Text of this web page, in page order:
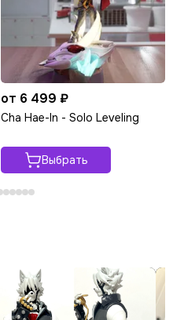
от 6 499 ₽
Cha Hae-In - Solo Leveling
Выбрать